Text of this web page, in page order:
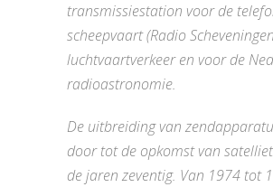
transmissiestation voor de
scheepvaart (Radio
luchtvaartverkeer en voor de
radioastronomie.
De uitbreiding van
door tot de opkomst van
de jaren zeventig. Van 1974 tot